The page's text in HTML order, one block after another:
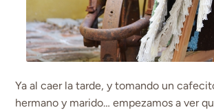
Ya al caer la tarde, y tomando un
hermano y marido… empezamos a ver